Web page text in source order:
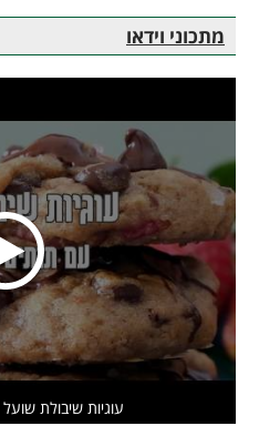
מתכוני וידאו
עוגיות שיבולת